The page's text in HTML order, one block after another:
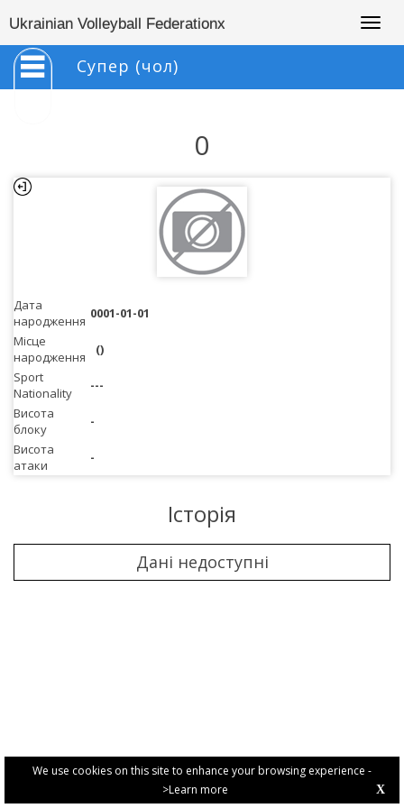
We use cookies on this site to enhance your browsing experience -
>Learn more
X
Ukrainian Volleyball Federationx
Супер (чол)
0
Дата
народження 0001-01-01
Місце
народження
()
Sport
Nationality
---
Висота
блоку
-
Висота
атаки
-
Історія
Дані недоступні